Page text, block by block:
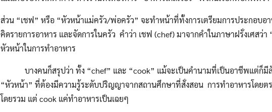
ส่วน “เชฟ” หรือ “หัวหน้าแม่ครัว/พ่อครัว” จะทำหน้าที่ทั้งการเตรียมการประกอบอ
คิดรายการอาหาร และจัดการในครัว คำว่า เชฟ (chef) มาจากคำในภาษาฝรั่งเศสว่า
หัวหน้าในการทำอาหาร
บางคนก็สรุปว่า ทั้ง “chef” และ “cook” แม้จะเป็นคำนามที่เป็นอาชีพแต่ก็มี
“หัวหน้า” ที่ต้องมีความรู้ระดับปริญญาจากสถานศึกษาที่สั่งสอน การทำอาหารโดยต
โดยรวม แต่ cook แค่ทำอาหารเป็นเฉยๆ